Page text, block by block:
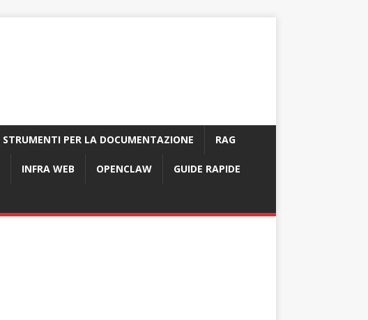
STRUMENTI PER LA DOCUMENTAZIONE RAG
INFRA WEB OPENCLAW GUIDE RAPIDE